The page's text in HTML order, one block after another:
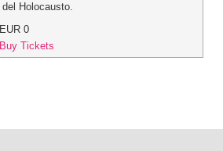
del Holocausto.
EUR 0
Buy Tickets